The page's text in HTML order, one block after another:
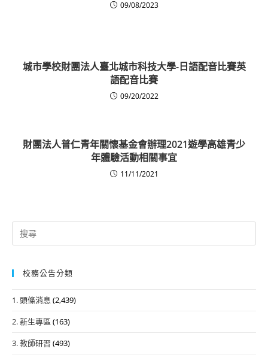
09/08/2023
城市學校財團法人臺北城市科技大學-日語配音比賽英
語配音比賽
09/20/2022
財團法人普仁青年關懷基金會辦理2021遊學高雄青少
年體驗活動相關事宜
11/11/2021
Search
for:
校務公告分類
1. 頭條消息 (2,439)
2. 新生專區 (163)
3. 教師研習 (493)